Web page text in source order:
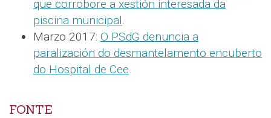
que corrobore a xestión interesada da
piscina municipal
Marzo 2017: O PSdG denuncia a
paralización do desmantelamento encuberto
do Hospital de Cee
FONTE